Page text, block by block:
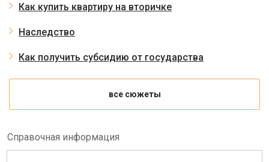
Как купить квартиру на вторичке
Наследство
Как получить субсидию от государства
все сюжеты
Справочная информация